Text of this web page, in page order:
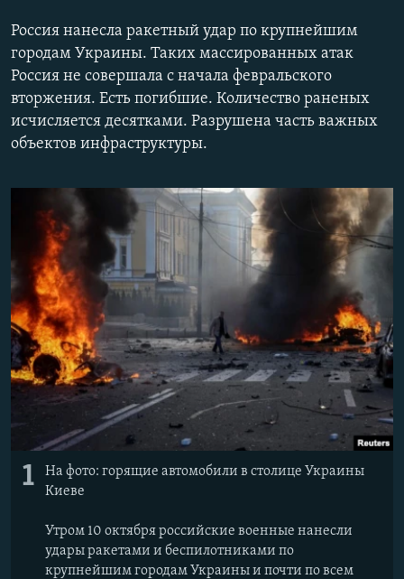
КУЛЬТУРА
СПОРТ
Հայերեն
Все сайты Радио Азатутюн
Россия нанесла ракетный удар по крупнейшим
городам Украины. Таких массированных атак
Россия не совершала с начала февральского
вторжения. Есть погибшие. Количество раненых
исчисляется десятками. Разрушена часть важных
объектов инфраструктуры.
1
На фото: горящие автомобили в столице Украины
Киеве
Утром 10 октября российские военные нанесли
удары ракетами и беспилотниками по
крупнейшим городам Украины и почти по всем